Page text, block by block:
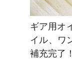
ギア用オ
イル、ワ
補充完了！